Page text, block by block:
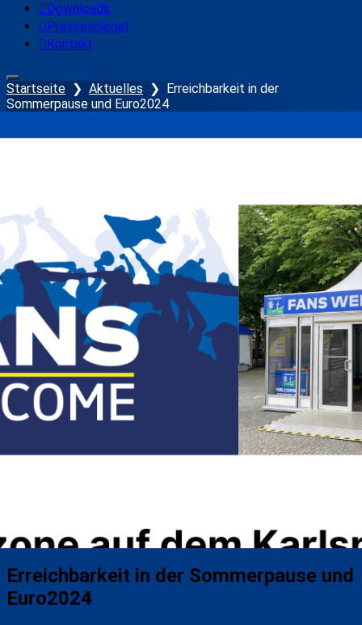
Downloads
Pressespiegel
Kontakt
Startseite ❯ Aktuelles ❯
Erreichbarkeit in der
Sommerpause und Euro2024
Erreichbarkeit in der Sommerpause und
Euro2024